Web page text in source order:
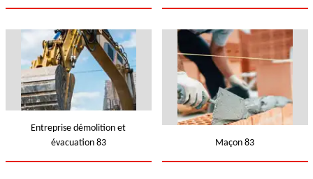
Entreprise démolition et
évacuation 83
Maçon 83